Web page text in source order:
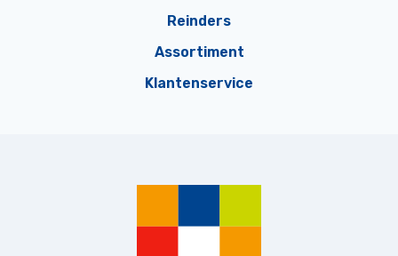
Reinders
Assortiment
Klantenservice